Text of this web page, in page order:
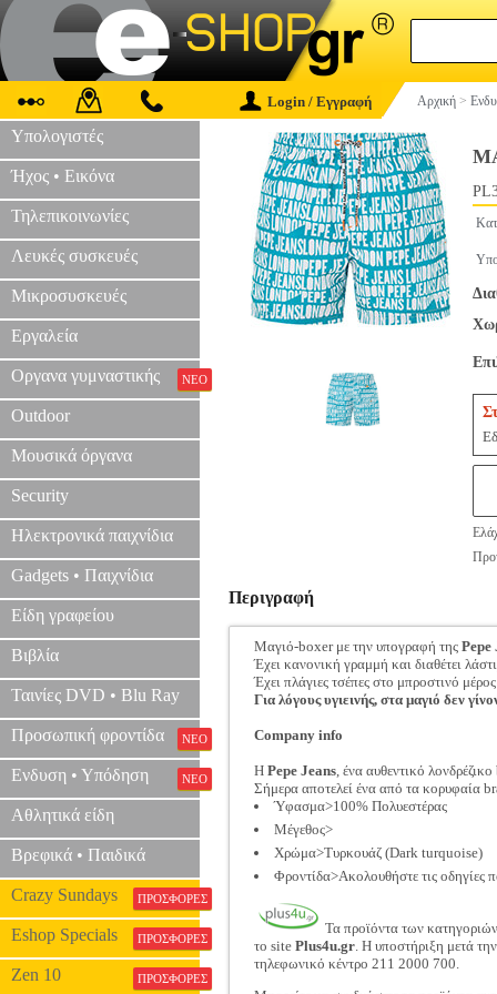
Login / Εγγραφή Αρχική >
Υπολογιστές
Ήχος • Εικόνα
Τηλεπικοινωνίες
Λευκές συσκευές
Μικροσυσκευές
Εργαλεία
Οργανα γυμναστικής ΝΕΟ
Outdoor
Μουσικά όργανα
Security
Ηλεκτρονικά παιχνίδια
Gadgets • Παιχνίδια
Είδη γραφείου
Βιβλία
Ταινίες DVD • Blu Ray
Προσωπική φροντίδα ΝΕΟ
Ενδυση • Υπόδηση ΝΕΟ
Αθλητικά είδη
Βρεφικά • Παιδικά
Crazy Sundays ΠΡΟΣΦΟΡΕΣ
Eshop Specials ΠΡΟΣΦΟΡΕΣ
Zen 10 ΠΡΟΣΦΟΡΕΣ
Περιγραφή
Μαγιό-boxer με την υπογραφή της Pepe
Έχει κανονική γραμμή και διαθέτει
Έχει πλάγιες τσέπες στο μπροστινό
Για λόγους υγιεινής, στα μαγιό δεν
Company info
Η Pepe Jeans, ένα αυθεντικό
Σήμερα αποτελεί ένα από τα κορυφαία
Ύφασμα>100% Πολυεστέρας
Μέγεθος>
Χρώμα>Τυρκουάζ (Dark turquoise)
Φροντίδα>Ακολουθήστε τις οδηγίες
Τα προϊόντα των κατηγοριών
το site Plus4u.gr. Η υποστήριξη μετά
τηλεφωνικό κέντρο 211 2000 700.